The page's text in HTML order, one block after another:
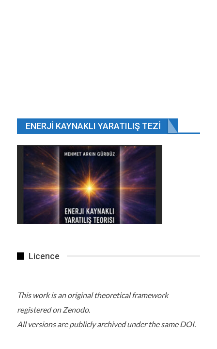
ENERJI KAYNAKLI YARATILIŞ TEZI
Licence
This work is an original theoretical framework
registered on Zenodo.
All versions are publicly archived under the same DOI.